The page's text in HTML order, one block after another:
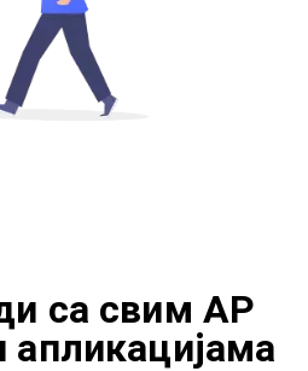
са свим АР
апликацијама